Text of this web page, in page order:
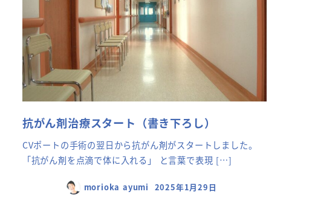
抗がん剤治療スタート（書き下ろし）
CVポートの手術の翌日から抗がん剤がスタートしました。
「抗がん剤を点滴で体に入れる」 と言葉で表現 […]
morioka ayumi 2025年1月29日